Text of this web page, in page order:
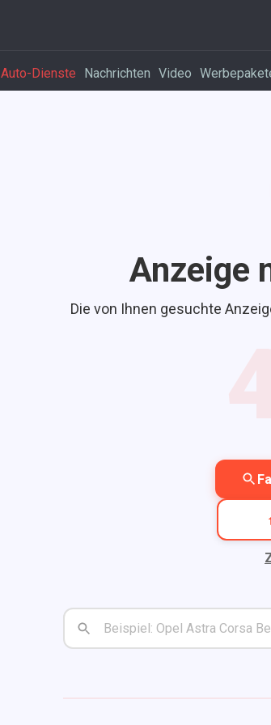
Auto-Dienste Nachrichten Video
Anzeige
Die von Ihnen gesuchte